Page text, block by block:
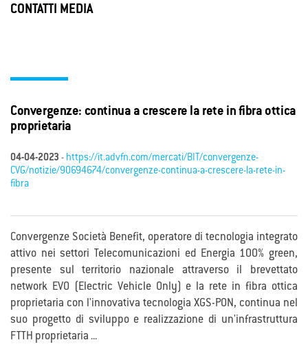
CONTATTI MEDIA
Convergenze: continua a crescere la rete in fibra ottica
proprietaria
04-04-2023 - https://it.advfn.com/mercati/BIT/convergenze-
CVG/notizie/90694674/convergenze-continua-a-crescere-la-rete-in-
fibra
Convergenze Società Benefit, operatore di tecnologia integrato
attivo nei settori Telecomunicazioni ed Energia 100% green,
presente sul territorio nazionale attraverso il brevettato
network EVO (Electric Vehicle Only) e la rete in fibra ottica
proprietaria con l'innovativa tecnologia XGS-PON, continua nel
suo progetto di sviluppo e realizzazione di un'infrastruttura
FTTH proprietaria ...